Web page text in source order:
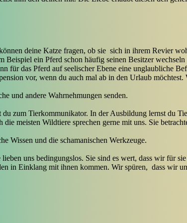
deine Katze fragen, ob sie sich in ihrem Revier
ein Pferd schon häufig seinen Besitzer
für das Pferd auf seelischer Ebene eine unglaubliche
vor, wenn du auch mal ab in den Urlaub
und andere Wahrnehmungen senden.
zum Tierkommunikator. In der Ausbildung lernst du
meisten Wildtiere sprechen gerne mit uns. Sie
Wissen und die schamanischen Werkzeuge.
uns bedingungslos. Sie sind es wert, dass wir für
in Einklang mit ihnen kommen. Wir spüren, dass wir